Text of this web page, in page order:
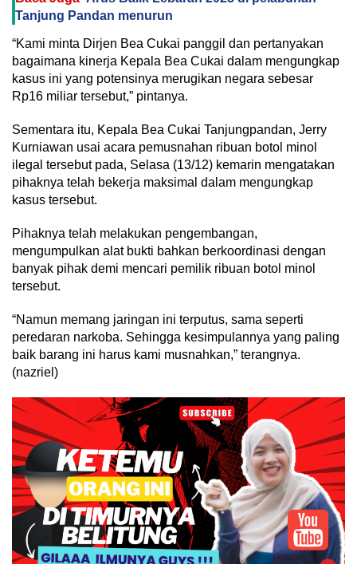
Tanjung Pandan menurun
“Kami minta Dirjen Bea Cukai panggil dan pertanyakan
bagaimana kinerja Kepala Bea Cukai dalam mengungkap
kasus ini yang potensinya merugikan negara sebesar
Rp16 miliar tersebut,” pintanya.
Sementara itu, Kepala Bea Cukai Tanjungpandan, Jerry
Kurniawan usai acara pemusnahan ribuan botol minol
ilegal tersebut pada, Selasa (13/12) kemarin mengatakan
pihaknya telah bekerja maksimal dalam mengungkap
kasus tersebut.
Pihaknya telah melakukan pengembangan,
mengumpulkan alat bukti bahkan berkoordinasi dengan
banyak pihak demi mencari pemilik ribuan botol minol
tersebut.
“Namun memang jaringan ini terputus, sama seperti
peredaran narkoba. Sehingga kesimpulannya yang paling
baik barang ini harus kami musnahkan,” terangnya.
(nazriel)